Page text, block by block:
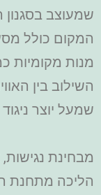
שמעוצב בסגנון
המקום כולל
מנות מקומיות
השילוב בין
שמעל יוצר ניגוד
מבחינת
הליכה מתחנת